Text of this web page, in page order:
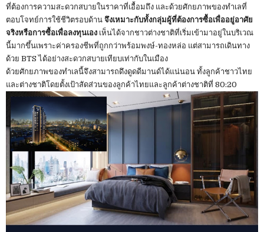
ที่ต้องการความสะดวกสบายในราคาที่เอื้อมถึง และด้วยศักยภาพของทำเลที่
ตอบโจทย์การใช้ชีวิตรอบด้าน จึงเหมาะกับทั้งกลุ่มผู้ที่ต้องการซื้อเพื่ออยู่อาศัย
จริงหรือการซื้อเพื่อลงทุนเอง เห็นได้จากชาวต่างชาติที่เริ่มเข้ามาอยู่ในบริเวณ
นี้มากขึ้นเพราะค่าครองชีพที่ถูกกว่าพร้อมพงษ์-ทองหล่อ แต่สามารถเดินทาง
ด้วย BTS ได้อย่างสะดวกสบายเทียบเท่ากับในเมือง
ด้วยศักยภาพของทำเลนี้จึงสามารถดึงดูดดีมานด์ได้แน่นอน ทั้งลูกค้าชาวไทย
และต่างชาติโดยตั้งเป้าสัดส่วนของลูกค้าไทยและลูกค้าต่างชาติที่ 80:20